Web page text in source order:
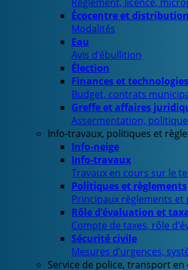
Écocentre et
Modalités
Eau
Avis d’ébullition
Élection
Finances et
Budget, contrats
Greffe et affaires
Assermentation,
Info-travaux, politiques et
Info-neige
Info-travaux
Travaux en cours sur le
Politiques et règlements
Principaux règlements
Rôle d’évaluation et
Compte de taxes, rôle
Sécurité civile
Mesures d’urgences,
Service de police, transport